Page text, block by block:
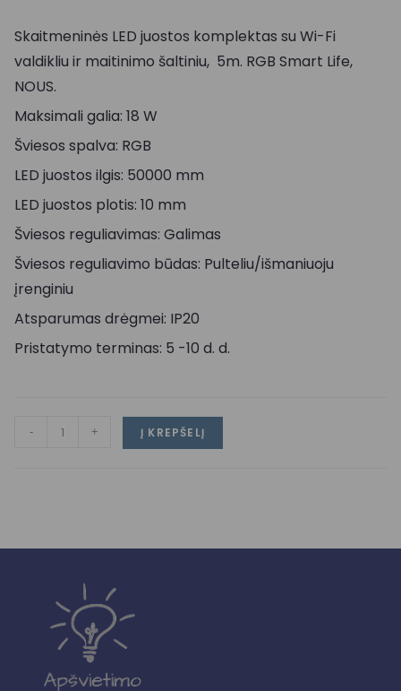
Skaitmeninės LED juostos komplektas su Wi-Fi
valdikliu ir maitinimo šaltiniu, 5m. RGB Smart Life,
NOUS.
Maksimali galia: 18 W
Šviesos spalva: RGB
LED juostos ilgis: 50000 mm
LED juostos plotis: 10 mm
Šviesos reguliavimas: Galimas
Šviesos reguliavimo būdas: Pulteliu/išmaniuoju
įrenginiu
Atsparumas drėgmei: IP20
Pristatymo terminas: 5 -10 d. d.
- + Į KREPŠELĮ